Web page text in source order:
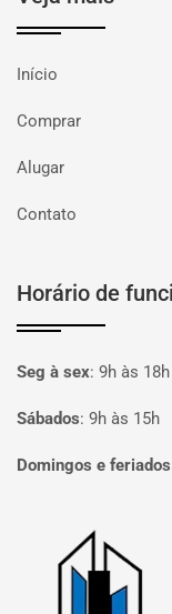
Início
Comprar
Alugar
Contato
Horário de
Seg à sex: 9h às 18h
Sábados: 9h às 15h
Domingos e feriados
Página inicial